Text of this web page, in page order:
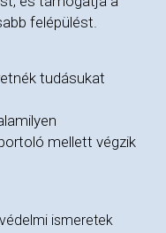
felépülést.
tudásukat
mellett végzik
ismeretek